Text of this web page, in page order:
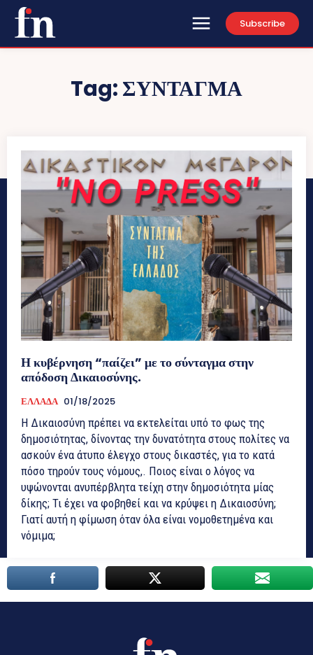
Subscribe
Tag:ΣΥΝΤΑΓΜΑ
Η κυβέρνηση “παίζει” με το σύνταγμα στην
απόδοση Δικαιοσύνης.
ΕΛΛΑΔΑ 01/18/2025
Η Δικαιοσύνη πρέπει να εκτελείται υπό το φως της
δημοσιότητας, δίνοντας την δυνατότητα στους πολίτες να
ασκούν ένα άτυπο έλεγχο στους δικαστές, για το κατά
πόσο τηρούν τους νόμους,. Ποιος είναι ο λόγος να
υψώνονται ανυπέρβλητα τείχη στην δημοσιότητα μίας
δίκης; Τι έχει να φοβηθεί και να κρύψει η Δικαιοσύνη;
Γιατί αυτή η φίμωση όταν όλα είναι νομοθετημένα και
νόμιμα;